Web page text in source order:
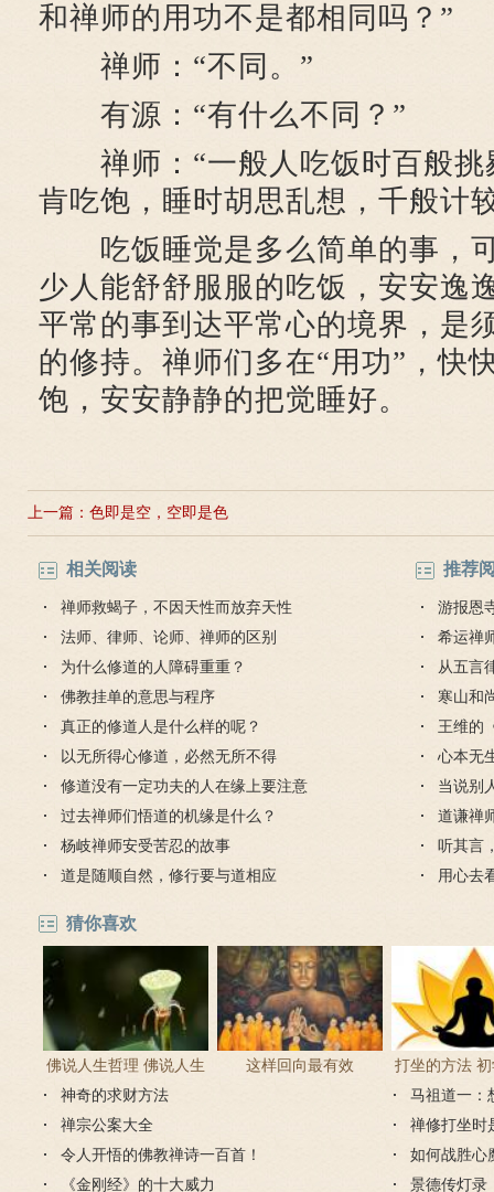
和禅师的用功不是都相同吗？”
禅师：“不同。”
有源：“有什么不同？”
禅师：“一般人吃饭时百般挑
肯吃饱，睡时胡思乱想，千般计
吃饭睡觉是多么简单的事，
少人能舒舒服服的吃饭，安安逸
平常的事到达平常心的境界，是
的修持。禅师们多在“用功”，快
饱，安安静静的把觉睡好。
上一篇： 色即是空，空即是色
相关阅读
禅师救蝎子，不因天性而放弃天性
法师、律师、论师、禅师的区别
为什么修道的人障碍重重？
佛教挂单的意思与程序
真正的修道人是什么样的呢？
以无所得心修道，必然无所不得
修道没有一定功夫的人在缘上要注意
过去禅师们悟道的机缘是什么？
杨岐禅师安受苦忍的故事
道是随顺自然，修行要与道相应
推荐
游报恩
禅味
希运禅
从五言
挂，逍
寒山和
么？
王维的
心本无
当说别
道谦禅
听其言
用心去
猜你喜欢
佛说人生哲理 佛说人生
感悟的句子
这样回向最有效
打坐的方法
正确方
神奇的求财方法
马祖道一：
禅宗公案大全
禅修打坐时
令人开悟的佛教禅诗一百首！
如何战胜心
《金刚经》的十大威力
景德传灯录